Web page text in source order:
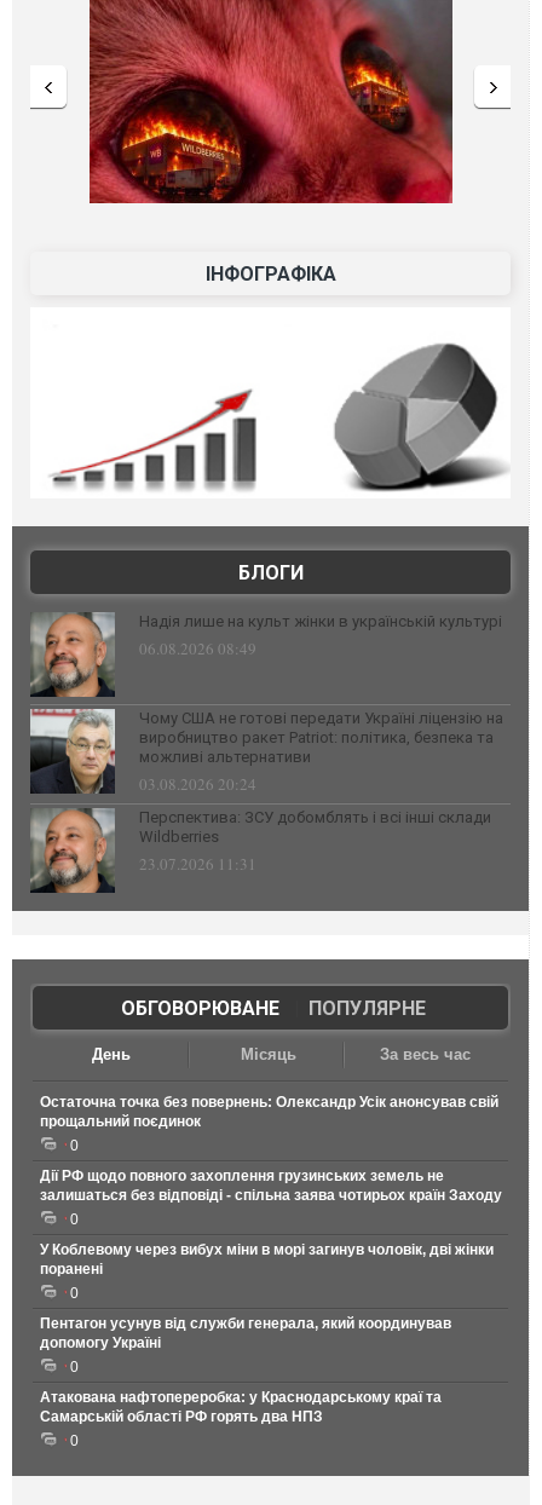
ІНФОГРАФІКА
БЛОГИ
Надія лише на культ жінки в українській культурі
06.08.2026 08:49
Чому США не готові передати Україні ліцензію на
виробництво ракет Patriot: політика, безпека та
можливі альтернативи
03.08.2026 20:24
Перспектива: ЗСУ добомблять і всі інші склади
Wildberries
23.07.2026 11:31
ОБГОВОРЮВАНЕ| ПОПУЛЯРНЕ
День Місяць За весь час
Остаточна точка без повернень: Олександр Усік анонсував свій
прощальний поєдинок
0
Дії РФ щодо повного захоплення грузинських земель не
залишаться без відповіді - спільна заява чотирьох країн Заходу
0
У Коблевому через вибух міни в морі загинув чоловік, дві жінки
поранені
0
Пентагон усунув від служби генерала, який координував
допомогу Україні
0
Атакована нафтопереробка: у Краснодарському краї та
Самарській області РФ горять два НПЗ
0